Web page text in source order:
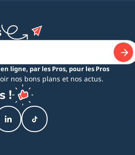
ligne, par les Pros, pour les Pros
nos bons plans et nos actus.
!